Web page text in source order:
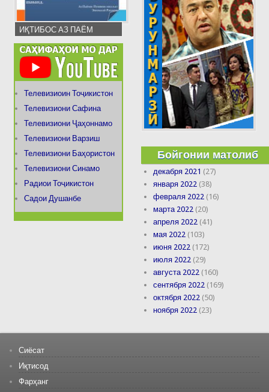
ИҚТИБОС АЗ ПАЁМ
Телевизиоин Тоҷикистон
Телевизиони Сафина
Телевизиони Ҷаҳоннамо
Телевизиони Варзиш
Телевизиони Баҳористон
Телевизиони Синамо
Радиои Тоҷикистон
Садои Душанбе
Бойгонии матолиб
декабря 2021 (27)
января 2022 (38)
февраля 2022 (16)
марта 2022 (20)
апреля 2022 (41)
мая 2022 (103)
июня 2022 (172)
июля 2022 (29)
августа 2022 (160)
сентября 2022 (169)
октября 2022 (50)
ноября 2022 (23)
Сиёсат
Иқтисод
Фарҳанг